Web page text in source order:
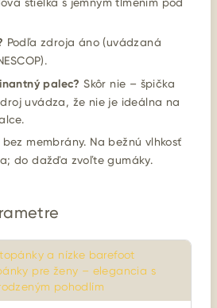
Podľa zdroja áno (uvádzaná
palec? Skôr nie – špička
uvádza, že nie je ideálna na
bez membrány. Na bežnú vlhkosť
do dažďa zvoľte gumáky.
a nízke barefoot
pre ženy – elegancia s
pohodlím